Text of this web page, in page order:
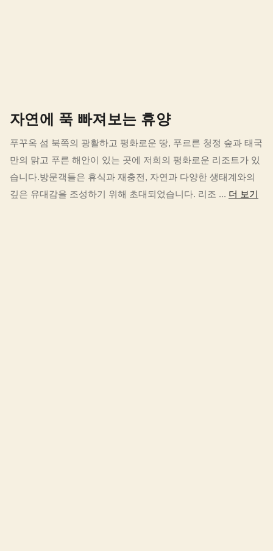
자연에 푹 빠져보는 휴양
푸꾸옥 섬 북쪽의 광활하고 평화로운 땅, 푸르른 청정 숲과 태국
만의 맑고 푸른 해안이 있는 곳에 저희의 평화로운 리조트가 있
습니다.방문객들은 휴식과 재충전, 자연과 다양한 생태계와의
깊은 유대감을 조성하기 위해 초대되었습니다. 리조 ... 더 보기